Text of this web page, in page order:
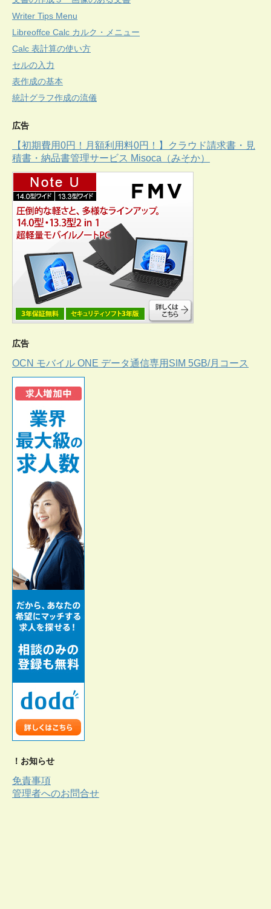
Writer Tips Menu
Libreoffce Calc カルク・メニュー
Calc 表計算の使い方
セルの入力
表作成の基本
統計グラフ作成の流儀
広告
【初期費用0円！月額利用料0円！】クラウド請求書・見
積書・納品書管理サービス Misoca（みそか）
広告
OCN モバイル ONE データ通信専用SIM 5GB/月コース
！お知らせ
免責事項
管理者へのお問合せ